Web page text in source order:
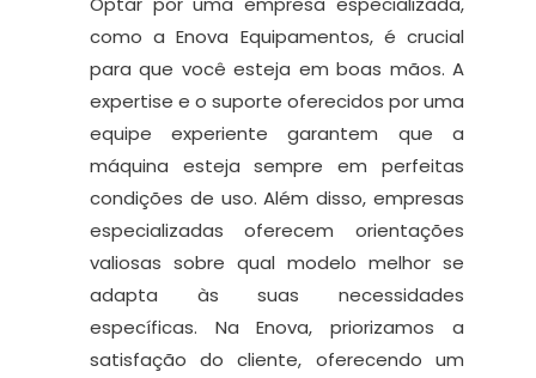
como a Enova Equipamentos, é crucial
para que você esteja em boas mãos. A
expertise e o suporte oferecidos por uma
equipe experiente garantem que a
máquina esteja sempre em perfeitas
condições de uso. Além disso, empresas
especializadas oferecem orientações
valiosas sobre qual modelo melhor se
adapta às suas necessidades
específicas. Na Enova, priorizamos a
satisfação do cliente, oferecendo um